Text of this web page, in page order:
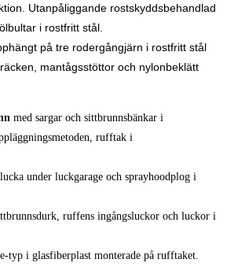
Utanpåliggande rostskyddsbehandlad
i rostfritt stål.
på tre rodergångjärn i rostfritt stål
mantågsstöttor och nylonbeklätt
med sargar och sittbrunnsbänkar i
rufftak i
under luckgarage och sprayhoodplog i
ruffens ingångsluckor och luckor i
typ i glasfiberplast monterade på rufftaket.